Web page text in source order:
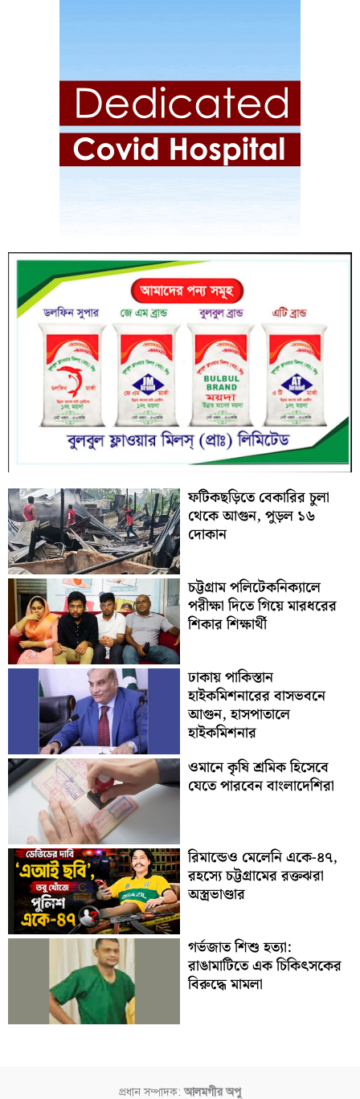
ফটিকছড়িতে বেকারির চুলা
থেকে আগুন, পুড়ল ১৬
দোকান
চট্টগ্রাম পলিটেকনিক্যালে
পরীক্ষা দিতে গিয়ে মারধরের
শিকার শিক্ষার্থী
ঢাকায় পাকিস্তান
হাইকমিশনারের বাসভবনে
আগুন, হাসপাতালে
হাইকমিশনার
ওমানে কৃষি শ্রমিক হিসেবে
যেতে পারবেন বাংলাদেশিরা
রিমান্ডেও মেলেনি একে-৪৭,
রহস্যে চট্টগ্রামের রক্তঝরা
অস্ত্রভাণ্ডার
গর্ভজাত শিশু হত্যা:
রাঙামাটিতে এক চিকিৎসকের
বিরুদ্ধে মামলা
প্রধান সম্পাদক:আলমগীর অপু